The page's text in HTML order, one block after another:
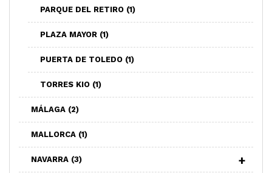
PARQUE DEL RETIRO (1)
PLAZA MAYOR (1)
PUERTA DE TOLEDO (1)
TORRES KIO (1)
MÁLAGA (2)
MALLORCA (1)
NAVARRA (3)